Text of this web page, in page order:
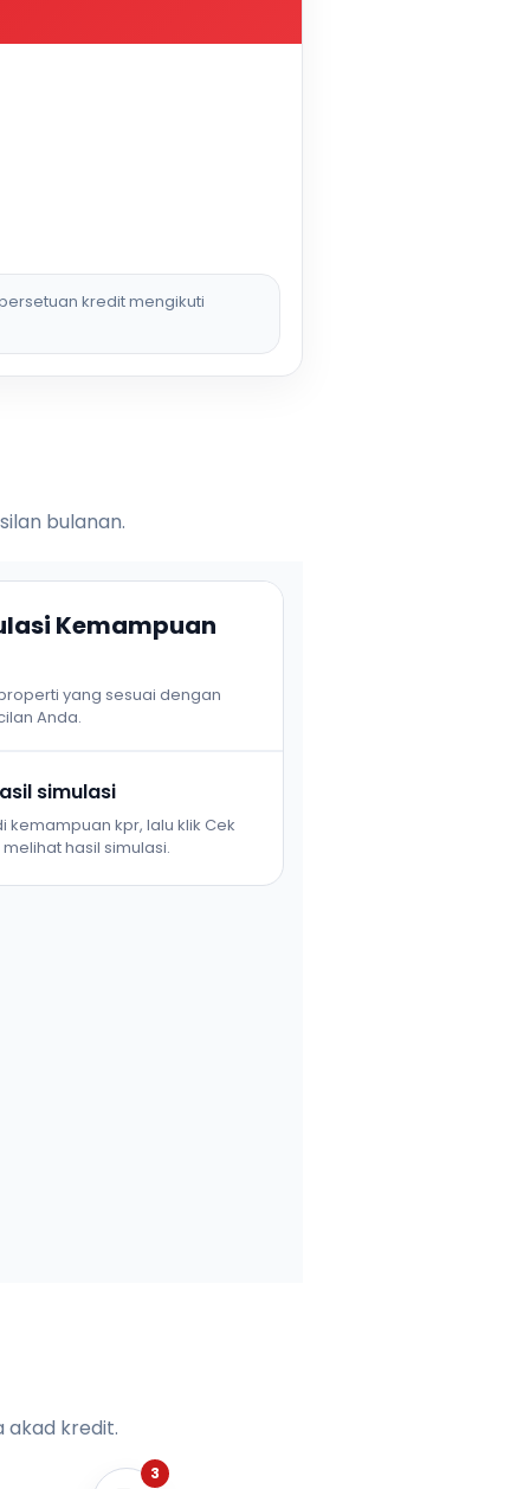
kredit mengikuti
bulanan.
Kemampuan
yang sesuai dengan
Anda.
simulasi
kemampuan kpr, lalu klik Cek
hasil simulasi.
akad kredit.
3